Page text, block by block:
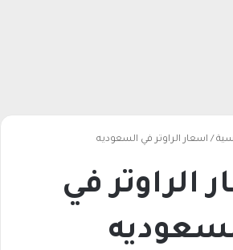
/ اسعار الراوتر في السعوديه
الراوتر في